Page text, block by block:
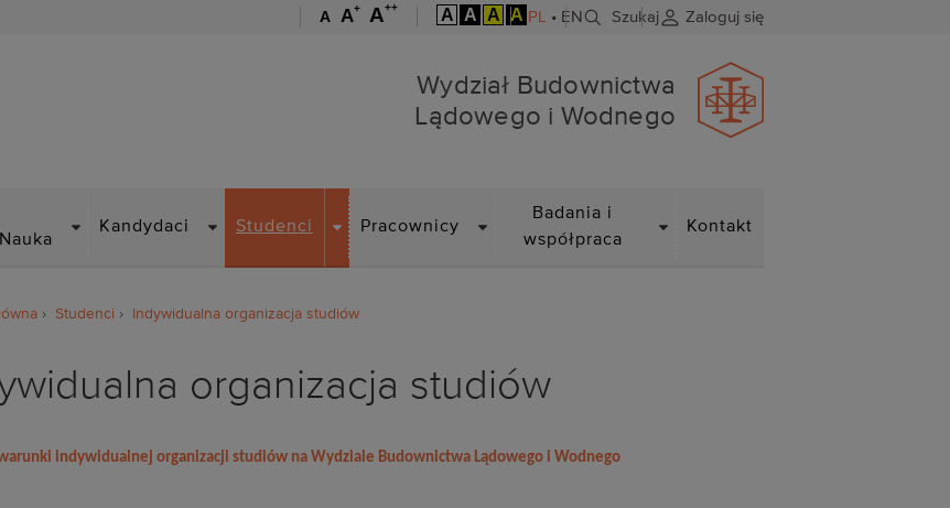
A A+ A++ A A A A PL • EN Szukaj Zaloguj się
Wydział Budownictwa Lądowego i Wodnego
Wydział Budownictwa
Lądowego i Wodnego
Kandydaci Studenci
DROPDOWN
Pracownicy
Badania i
współpraca
Kontakt
Studenci Indywidualna organizacja studiów
organizacja studiów
indywidualnej organizacji studiów na Wydziale Budownictwa Lądowego i Wodnego